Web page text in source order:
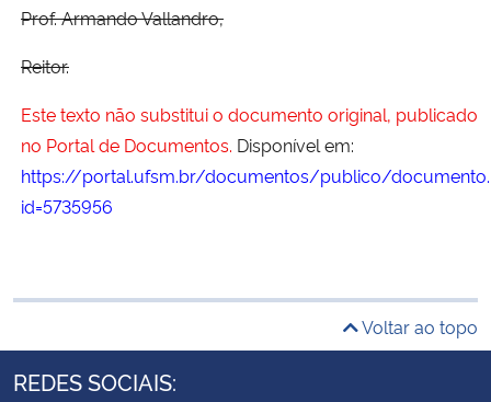
Prof. Armando Vallandro,
Reitor.
Este texto não substitui o documento original, publicado
no Portal de Documentos. Disponível em:
https://portal.ufsm.br/documentos/publico/
id=5735956
Voltar ao topo
REDES SOCIAIS: